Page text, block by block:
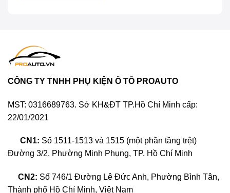
thất xe khỏi phai màu, nứt nẻ, và kéo dài tuổi thọ các
vật liệu bên trong.
CÔNG TY TNHH PHỤ KIỆN Ô TÔ PROAUTO
MST: 0316689763. Sở KH&ĐT TP.Hồ Chí Minh cấp:
22/01/2021
CN1: Số 1511-1513 và 1515 (một phần tầng trệt)
Đường 3/2, Phường Minh Phụng, TP. Hồ Chí Minh
CN2: Số 746/1 Đường Lê Đức Anh, Phường Bình Tân,
Thành phố Hồ Chí Minh, Việt Nam